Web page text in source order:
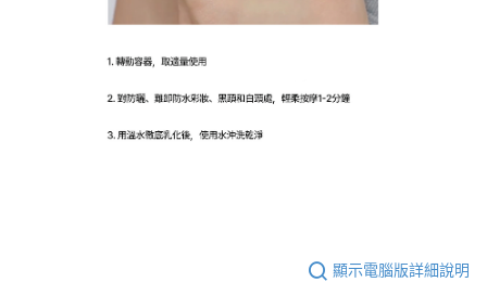
顯示電腦版詳細說明